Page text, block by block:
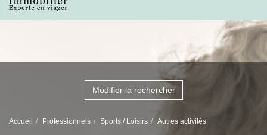
Modifier la rechercher
Accueil Professionnels Sports / Loisirs Autres activités